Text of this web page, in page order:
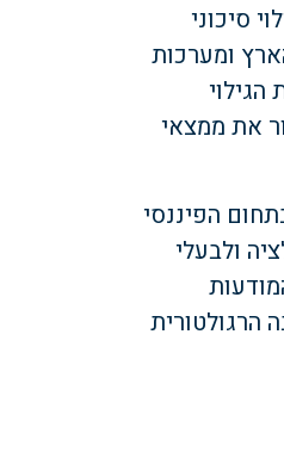
סיכוני
ומערכות
את ממצאי
הפיננסי
ולבעלי
הרגולטורית